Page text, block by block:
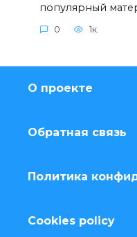
популярный
0 1к.
О проекте
Обратная связь
Политика
Cookies policy